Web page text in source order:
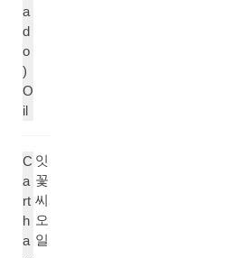
a
d
o
)
O
il
C
a
rt
h
a
잇
꽃
씨
오
일